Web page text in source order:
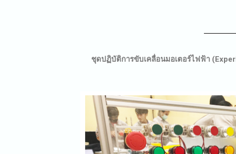
ชุดปฏิบัติการขับเคลื่อนมอเตอร์ไฟฟ้า